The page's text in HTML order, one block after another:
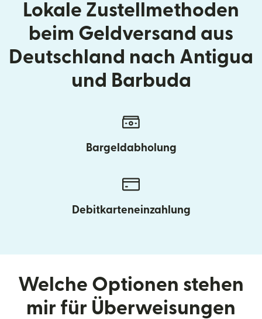
Lokale Zustellmethoden
beim Geldversand aus
Deutschland nach Antigua
und Barbuda
Bargeldabholung
Debitkarteneinzahlung
Welche Optionen stehen
mir für Überweisungen